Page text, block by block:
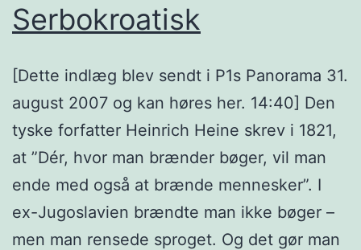
Serbokroatisk
[Dette indlæg blev sendt i P1s Panorama 31.
august 2007 og kan høres her. 14:40] Den
tyske forfatter Heinrich Heine skrev i 1821,
at ”Dér, hvor man brænder bøger, vil man
ende med også at brænde mennesker”. I
ex-Jugoslavien brændte man ikke bøger –
men man rensede sproget. Og det gør man